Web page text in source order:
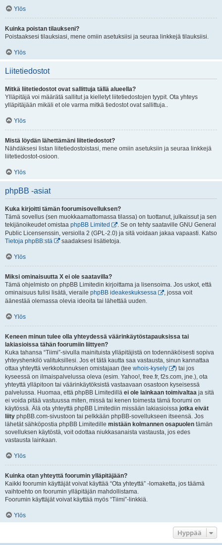
Ylös
Kuinka poistan tilaukseni?
Poistaaksesi tilauksiasi, mene omiin asetuksiisi ja seuraa linkkejä tilauksiisi.
Ylös
Liitetiedostot
Mitkä liitetiedostot ovat sallittuja tällä alueella?
Ylläpitäjä voi määrätä sallitut ja kielletyt liitetiedostojen tyypit. Ota yhteys
ylläpitäjään mikäli et ole varma mitkä tiedostot ovat sallittuja..
Ylös
Mistä löydän lähettämäni liitetiedostot?
Nähdäksesi listan liitetiedostoistasi, mene omiin asetuksiin ja seuraa linkkejä
liitetiedostot-osioon.
Ylös
phpBB -asiat
Kuka kirjoitti tämän foorumisovelluksen?
Tämä sovellus (sen muokkaamattomassa tilassa) on tuottanut, julkaissut ja sen
tekijänoikeudet omistaa phpBB Limited
. Se on tehty saataville GNU General
Public Licensenssin, versiolla 2 (GPL-2.0) ja sitä voidaan jakaa vapaasti. Katso
Tietoja phpBB:stä
saadaksesi lisätietoja.
Ylös
Miksi ominaisuutta X ei ole saatavilla?
Tämä ohjelmisto on phpBB Limitedin kirjoittama ja lisensoima. Jos uskot, että
ominaisuus tulisi lisätä, vieraile phpBB ideakeskuksessa
, jossa voit
äänestää olemassa olevia ideoita tai lähettää uuden.
Ylös
Keneen minun tulee olla yhteydessä väärinkäytöstapauksissa tai
lakiasioissa tähän foorumiin liittyen?
Kuka tahansa “Tiimi”-sivulla mainituista ylläpitäjistä on todennäköisesti sopiva
yhteyshenkilö valituksillesi. Jos et tätä kautta saa vastausta, sinun kannattaa
ottaa yhteyttä verkkotunnuksen omistajaan (tee whois-kysely
) tai jos
kyseessä on ilmaispalvelussa oleva (esim. Yahoo!, free.fr, f2s.com, jne.), ota
yhteyttä ylläpitoon tai väärinkäytöksistä vastaavaan osastoon kyseisessä
palvelussa. Huomaa, että phpBB Limitedillä ei ole lainkaan toimivaltaa ja sitä
ei voida pitää vastuussa miten, missä tai kenen toimesta tämä foorumi on
käytössä. Älä ota yhteyttä phpBB Limitediin missään lakiasioissa jotka eivät
liity phpBB.com-sivustoon tai pelkkään phpBB-sovellukseen itseensä. Jos
lähetät sähköpostia phpBB Limitedille mistään kolmannen osapuolen tämän
sovelluksen käytöstä, voit odottaa niukkasanaista vastausta, jos edes
vastausta lainkaan.
Ylös
Kuinka otan yhteyttä foorumin ylläpitäjään?
Kaikki foorumin käyttäjät voivat käyttää “Ota yhteyttä” -lomaketta, jos täämä
vaihtoehto on foorumin ylläpitäjän mahdollistama.
Foorumin käyttäjät voivat käyttää myös “Tiimi”-linkkiä.
Ylös
Hyppää